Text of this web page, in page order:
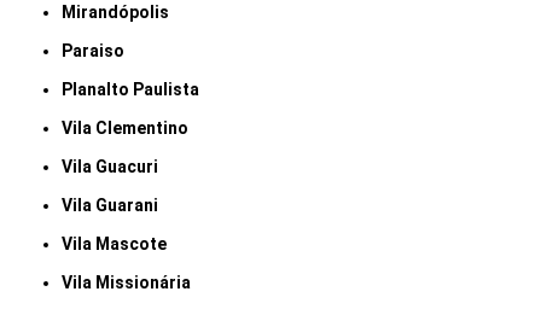
Mirandópolis
Paraiso
Planalto Paulista
Vila Clementino
Vila Guacuri
Vila Guarani
Vila Mascote
Vila Missionária